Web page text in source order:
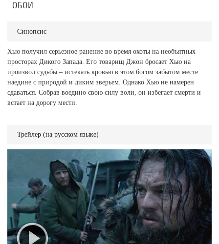
Синопсис
Хью получил серьезное ранение во время охоты на необъятных
просторах Дикого Запада. Его товарищ Джон бросает Хью на
произвол судьбы – истекать кровью в этом богом забытом месте
наедине с природой и диким зверьем. Однако Хью не намерен
сдаваться. Собрав воедино свою силу воли, он избегает смерти и
встает на дорогу мести.
Трейлер (на русском языке)
ОБОИ